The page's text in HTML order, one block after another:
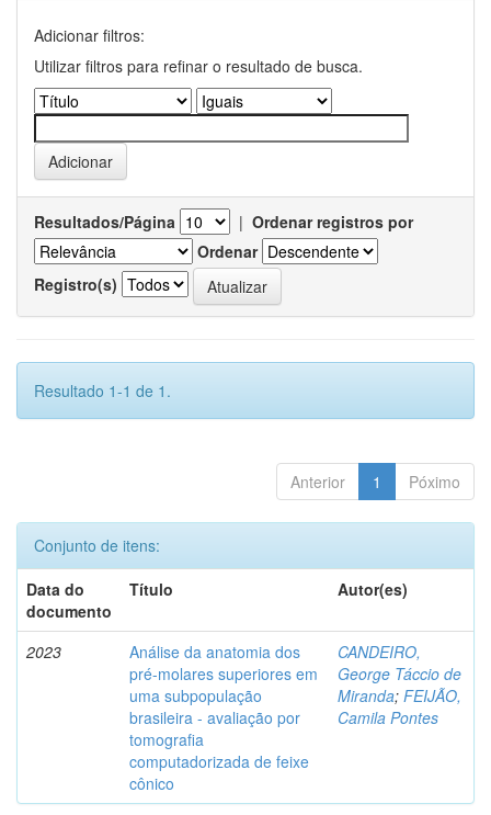
Adicionar filtros:
Utilizar filtros para refinar o resultado de busca.
Resultados/Página | Ordenar registros por
Ordenar
Registro(s)
Resultado 1-1 de 1.
Anterior 1 Póximo
Conjunto de itens:
Data do
documento
Título Autor(es)
2023
Análise da anatomia dos
pré-molares superiores em
uma subpopulação
brasileira - avaliação por
tomografia
computadorizada de feixe
cônico
CANDEIRO,
George Táccio de
Miranda; FEIJÃO,
Camila Pontes